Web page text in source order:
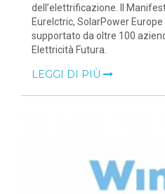
dell’elettrificazione. Il
Eurelctric, SolarPower Europe
supportato da oltre 100
Elettricità Futura.
LEGGI DI PIÙ